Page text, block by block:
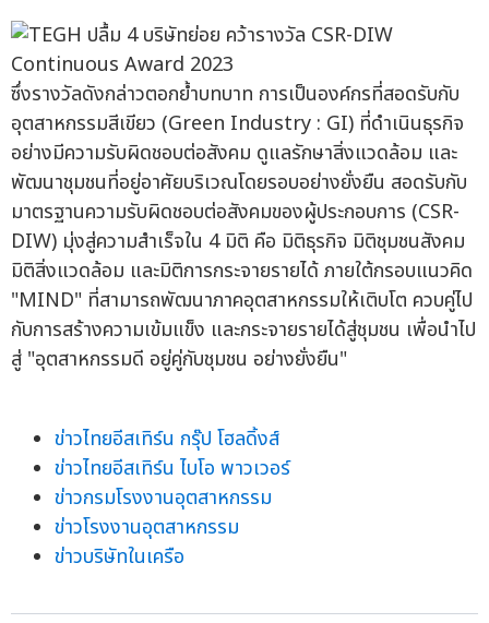
ซึ่งรางวัลดังกล่าวตอกย้ำบทบาท การเป็นองค์กรที่สอดรับกับ
อุตสาหกรรมสีเขียว (Green Industry : GI) ที่ดำเนินธุรกิจ
อย่างมีความรับผิดชอบต่อสังคม ดูแลรักษาสิ่งแวดล้อม และ
พัฒนาชุมชนที่อยู่อาศัยบริเวณโดยรอบอย่างยั่งยืน สอดรับกับ
มาตรฐานความรับผิดชอบต่อสังคมของผู้ประกอบการ (CSR-
DIW) มุ่งสู่ความสำเร็จใน 4 มิติ คือ มิติธุรกิจ มิติชุมชนสังคม
มิติสิ่งแวดล้อม และมิติการกระจายรายได้ ภายใต้กรอบแนวคิด
"MIND" ที่สามารถพัฒนาภาคอุตสาหกรรมให้เติบโต ควบคู่ไป
กับการสร้างความเข้มแข็ง และกระจายรายได้สู่ชุมชน เพื่อนำไป
สู่ "อุตสาหกรรมดี อยู่คู่กับชุมชน อย่างยั่งยืน"
ข่าวไทยอีสเทิร์น กรุ๊ป โฮลดิ้งส์
ข่าวไทยอีสเทิร์น ไบโอ พาวเวอร์
ข่าวกรมโรงงานอุตสาหกรรม
ข่าวโรงงานอุตสาหกรรม
ข่าวบริษัทในเครือ